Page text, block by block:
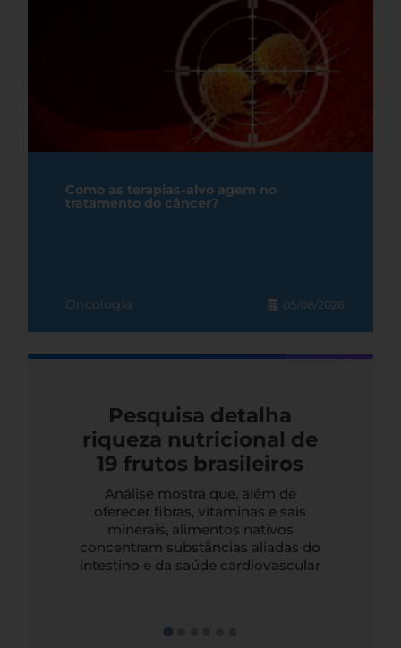
Como as terapias-alvo agem no
tratamento do câncer?
Oncologia 05/08/2026
Pesquisa detalha
riqueza nutricional de
19 frutos brasileiros
Análise mostra que, além de
oferecer fibras, vitaminas e sais
minerais, alimentos nativos
concentram substâncias aliadas do
intestino e da saúde cardiovascular